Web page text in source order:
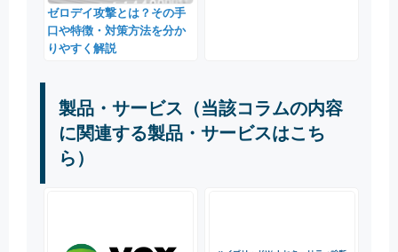
ゼロデイ攻撃とは？その手
口や特徴・対策方法を分か
りやすく解説
製品・サービス（当該コラムの内容
に関連する製品・サービスはこち
ら）